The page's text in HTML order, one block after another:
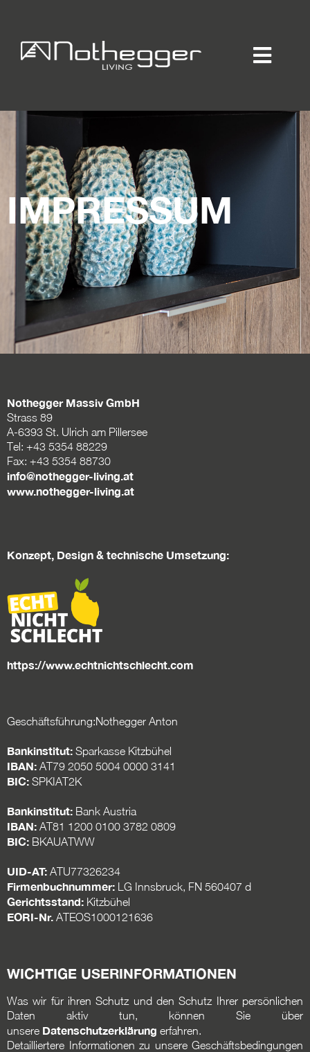
Hotellerie / Gastronomie
Unternehmen / Produktion
Showroom
Online-Möbelprogramm
Partner
Jobs
Blog
Kontakt
Kataloge
Daten-Manager
BLOG #21 – Nothegger
Living: Räume mit
IMPRESSUM
Nothegger Massiv GmbH
Strass 89
A-6393 St. Ulrich am Pillersee
Tel: +43 5354 88229
Fax: +43 5354 88730
info@nothegger-living.at
www.nothegger-living.at
Konzept, Design & technische Umsetzung:
https://www.echtnichtschlecht.com
Geschäftsführung:Nothegger Anton
Bankinstitut: Sparkasse Kitzbühel
IBAN: AT79 2050 5004 0000 3141
BIC: SPKIAT2K
Bankinstitut: Bank Austria
IBAN: AT81 1200 0100 3782 0809
BIC: BKAUATWW
UID-AT: ATU77326234
Firmenbuchnummer: LG Innsbruck, FN 560407 d
Gerichtsstand: Kitzbühel
EORI-Nr. ATEOS1000121636
WICHTIGE USERINFORMATIONEN
Was wir für ihren Schutz und den Schutz Ihrer persönlichen
Daten aktiv tun, können Sie über
unsere Datenschutzerklärung erfahren.
Detailliertere Informationen zu unsere Geschäftsbedingungen